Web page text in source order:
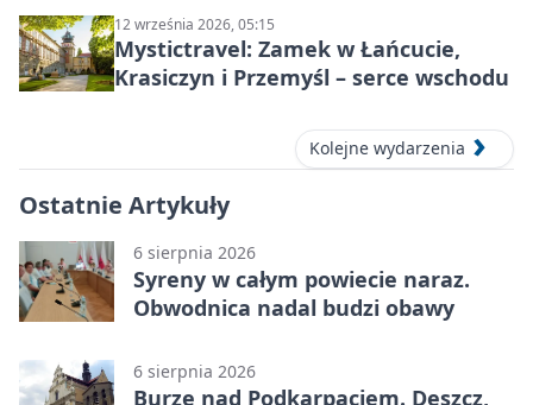
12 września 2026, 05:15
Mystictravel: Zamek w Łańcucie,
Krasiczyn i Przemyśl – serce wschodu
Kolejne wydarzenia
Ostatnie Artykuły
6 sierpnia 2026
Syreny w całym powiecie naraz.
Obwodnica nadal budzi obawy
6 sierpnia 2026
Burze nad Podkarpaciem. Deszcz,